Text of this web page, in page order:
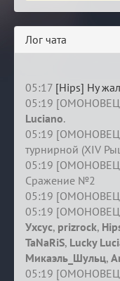
Лог чата
05:17 [Hips] Ну
05:19 [ОМОНОВЕЦ]
Luciano.
05:19 [ОМОНОВЕЦ]
турнирной (XIV
05:19 [ОМОНОВЕЦ]
Сражение №2
05:19 [ОМОНОВЕЦ]
05:19 [ОМОНОВЕЦ]
Ухсус, prizrock,
TaNaRiS, Lucky
Микаэль_Шульц,
05:19